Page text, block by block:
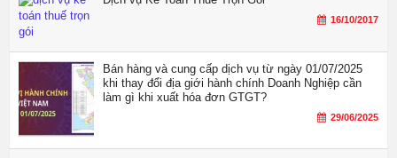
16/10/2017
Bán hàng và cung cấp dịch vụ từ ngày 01/07/2025
khi thay đổi địa giới hành chính Doanh Nghiệp cần
làm gì khi xuất hóa đơn GTGT?
29/06/2025